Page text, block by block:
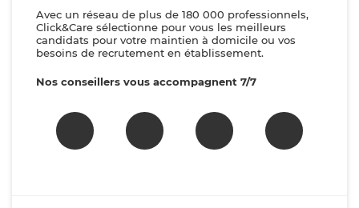
Avec un réseau de plus de 180 000 professionnels,
Click&Care sélectionne pour vous les meilleurs
candidats pour votre maintien à domicile ou vos
besoins de recrutement en établissement.
Nos conseillers vous accompagnent 7/7